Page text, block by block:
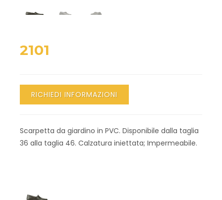
2101
RICHIEDI INFORMAZIONI
Scarpetta da giardino in PVC. Disponibile dalla taglia
36 alla taglia 46. Calzatura iniettata; Impermeabile.